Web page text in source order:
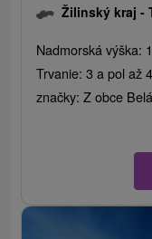
Žilinský kraj -
Nadmorská výška:
Trvanie: 3 a pol až
značky: Z obce